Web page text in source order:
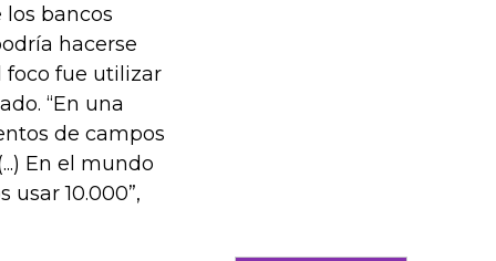
bancos
hacerse
foco fue utilizar
“En una
de campos
En el mundo
10.000”,